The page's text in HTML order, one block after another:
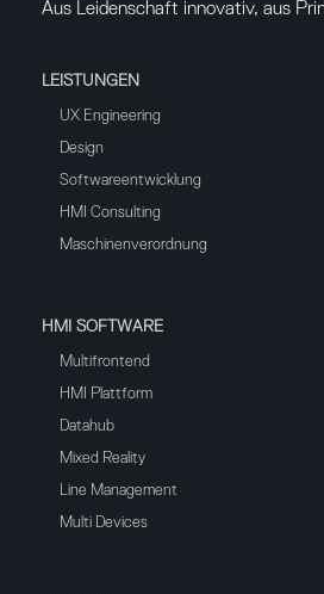
Aus Leidenschaft innovativ, aus
LEISTUNGEN
UX Engineering
Design
Softwareentwicklung
HMI Consulting
Maschinenverordnung
HMI SOFTWARE
Multifrontend
HMI Plattform
Datahub
Mixed Reality
Line Management
Multi Devices